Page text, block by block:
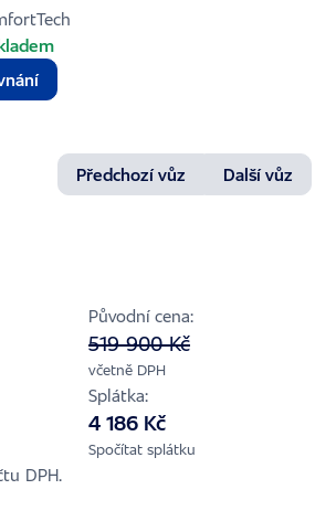
Předchozí vůz Další vůz
1/38
Původní cena:
519 900 Kč
včetně DPH
Splátka:
4 186 Kč
Spočítat splátku
DPH.